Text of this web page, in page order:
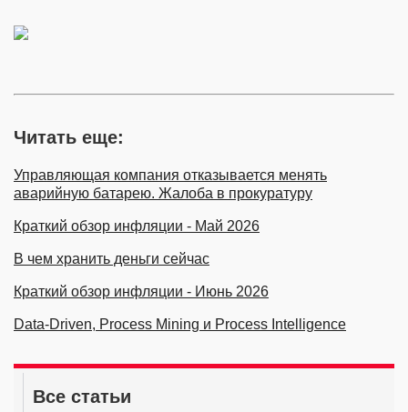
Читать еще:
Управляющая компания отказывается менять
аварийную батарею. Жалоба в прокуратуру
Краткий обзор инфляции - Май 2026
В чем хранить деньги сейчас
Краткий обзор инфляции - Июнь 2026
Data-Driven, Process Mining и Process Intelligence
Все статьи